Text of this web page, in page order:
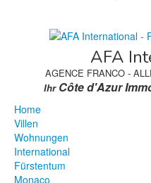
AFA
AGENCE FRANCO -
Ihr Côte d'Azur
Home
Villen
Wohnungen
International
Fürstentum
Monaco